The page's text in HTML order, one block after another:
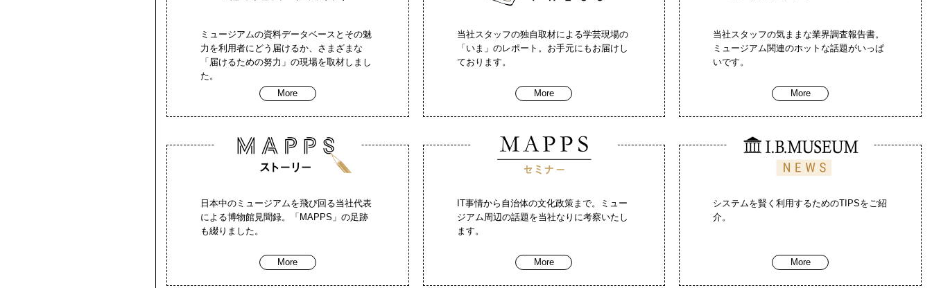
ミュージアムの資料データベースとその魅
力を利用者にどう届けるか、さまざまな
「届けるための努力」の現場を取材しまし
た。
More
当社スタッフの独自取材による学芸現場の
「いま」のレポート。お手元にもお届けし
ております。
More
当社スタッフの気ままな業界調査報告書。
ミュージアム関連のホットな話題がいっぱ
いです。
More
日本中のミュージアムを飛び回る当社代表
による博物館見聞録。「MAPPS」の足跡
も綴りました。
More
IT事情から自治体の文化政策まで。ミュー
ジアム周辺の話題を当社なりに考察いたし
ます。
More
システムを賢く利用するためのTIPSをご紹
介。
More